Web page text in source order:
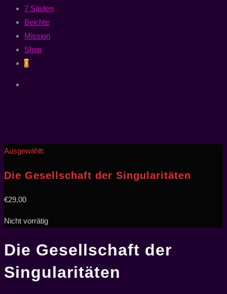
7 Säulen
Beichte
Mission
Shop
0
Ausgewählt:
Die Gesellschaft der Singularitäten
€29,00
Nicht vorrätig
Die Gesellschaft der
Singularitäten